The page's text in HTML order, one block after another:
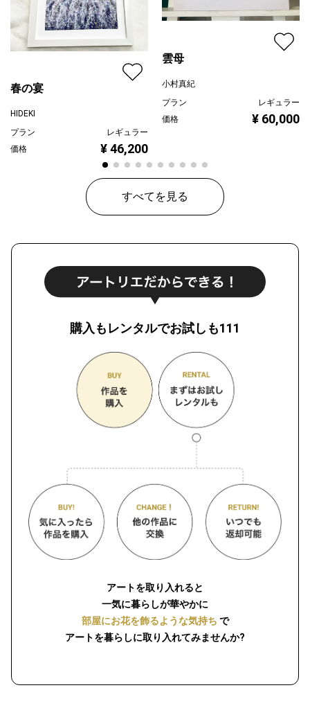
春の宴
HIDEKI
プラン
レギュラー
価格
¥ 46,200
雲母
小村真紀
プラン
レギュラー
価格
¥ 60,000
すべてを見る
購入もレンタルでお試しも111
アートを取り入れると
一気に暮らしが華やかに
部屋にお花を飾るような気持ち で
アートを暮らしに取り入れてみませんか?